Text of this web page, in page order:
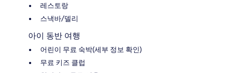
레스토랑
스낵바/델리
아이 동반 여행
어린이 무료 숙박(세부 정보 확인)
무료 키즈 클럽